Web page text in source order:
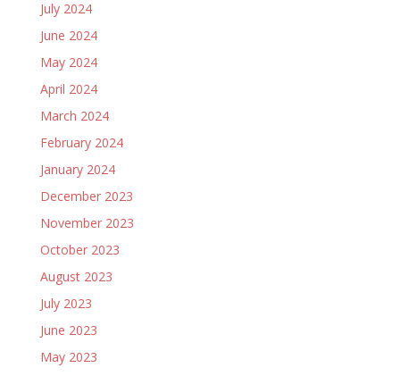
July 2024
June 2024
May 2024
April 2024
March 2024
February 2024
January 2024
December 2023
November 2023
October 2023
August 2023
July 2023
June 2023
May 2023